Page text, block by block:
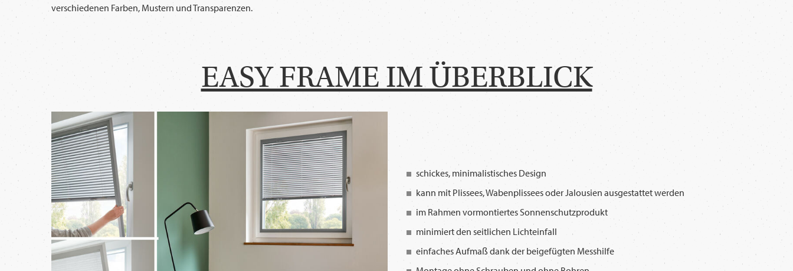
verschiedenen Farben, Mustern und Transparenzen.
EASY FRAME IM ÜBERBLICK
schickes, minimalistisches Design
kann mit Plissees, Wabenplissees oder Jalousien ausgestattet werden
im Rahmen vormontiertes Sonnenschutzprodukt
minimiert den seitlichen Lichteinfall
einfaches Aufmaß dank der beigefügten Messhilfe